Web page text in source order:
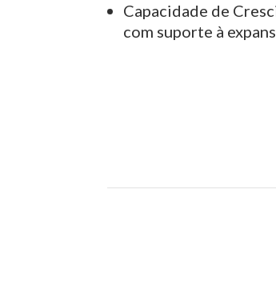
Capacidade de
com suporte à